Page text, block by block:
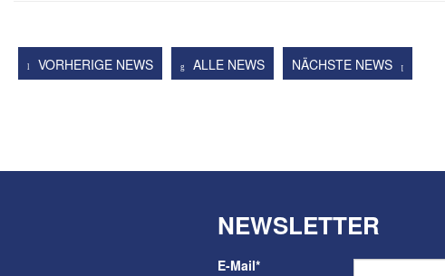
VORHERIGE NEWS ALLE NEWS NÄCHSTE NEWS
NEWSLETTER
E-Mail*